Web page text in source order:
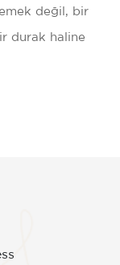
değil, bir
durak haline